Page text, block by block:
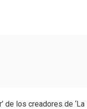
de los creadores de ‘La